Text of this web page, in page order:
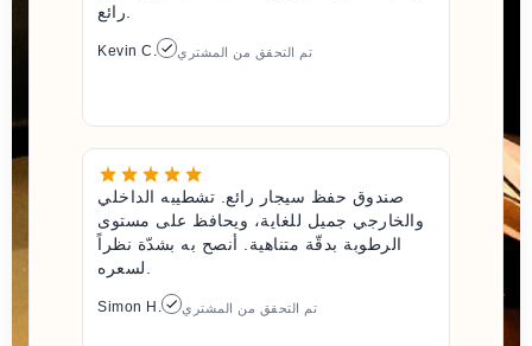
رائع.
Kevin C. تم التحقق من المشتري
صندوق حفظ سيجار رائع. تشطيبه الداخلي
والخارجي جميل للغاية، ويحافظ على مستوى
الرطوبة بدقّة متناهية. أنصح به بشدّة نظراً
لسعره.
Simon H. تم التحقق من المشتري